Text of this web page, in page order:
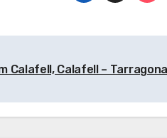
Calafell, Calafell – Tarragona